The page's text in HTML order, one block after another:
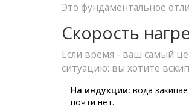
Это фундаментальное
Скорость
Если время - ваш самый
ситуацию: вы хотите
На индукции: вода
почти нет.